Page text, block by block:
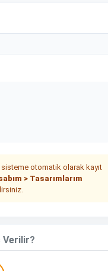
sisteme otomatik olarak kayıt
> Tasarımlarım
Verilir?